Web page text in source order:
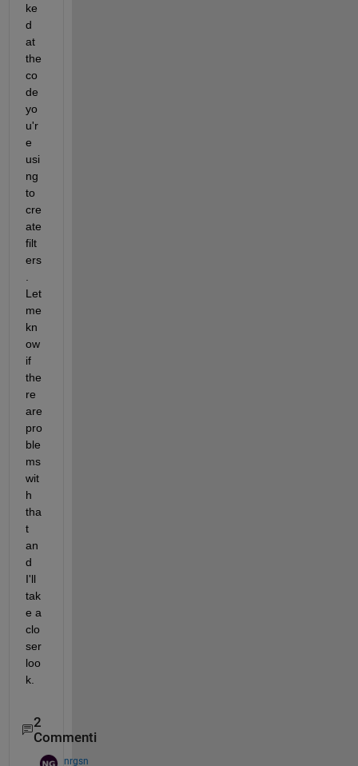
ke
d
at
the
co
de
yo
u'r
e
usi
ng
to
cre
ate
filt
ers
Let
me
kn
ow
if
the
re
are
pro
ble
ms
wit
h
tha
t
an
d
I'll
tak
e a
clo
ser
loo
k.
2
Commenti
nrgsn